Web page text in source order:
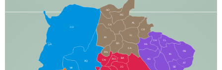
CO
AQ
MI
CX
RI
AL
CR
FI
SG
BA
CA
PA
CH CL
PB
SE
AG
RO
JG
IN
RN
CN
AT
PG
SO
LA